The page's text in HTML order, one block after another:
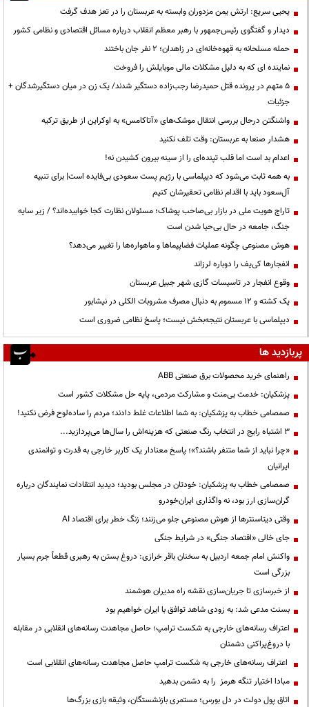
یحیی سریع: ارتش یمن مزدوران وابسته به عربستان را در تعز هدف گرفت
دیدار و گفتگوی رئیس‌جمهور با رهبر معظم انقلاب درباره مسائل اقتصادی و نظامی کشور
حمله مسلحانه به قهوه‌خانه‌ای در زاهدان؛ ۲ نفر جان باختند
نماینده ای که به دلیل مشکلات مالی موبایلش را فروخت
۵ متهم در پرونده قتل حمیدرضا رجب‌زاده دستگیر شدند/ یک زن در میان دستگیرشدگان +
جزئیات
واشنگتن درحال بررسی انتقال موشک‌های «آتاکامس» به اوکراین از طریق ترکیه
هشدار صنعا به عربستان: وقت تلف نکنید
اعدام بد است اما قلب تپنده‌ای را از سینه بیرون کشیدن نه!
به همه ثابت می‌شود که دیپلماسی با رژیم پست سعودی بی‌فایده است| برای تنبیه
آل‌سعود باید با اقدام نظامی تحقیرشان کنیم
تاراج هویت ملی در بازار بی‌صاحب پوشاک؛ مسئولان نظارت کجا خوابیده‌اند؟ / زیر سایه
جنگ، جامعه در حال بی‌حیا شدن است
هوش مصنوعی چگونه عملیات فضاپیماها و ماهواره‌ها را تغییر می‌دهد؟
انفجارها کی‌یف را دوباره لرزاند
وقوع انفجار در تاسیسات گازی شهر جبیل عربستان
یک کشته و ۱۲ مسموم به دنبال مصرف مشروبات الکلی در نیشابور
دیپلماسی با عربستان نتیجه‌بخش نیست؛ پاسخ نظامی ضروری است
پربازدید ها
راهنمای خرید محصولات برق صنعتی ABB
پزشکیان: خدمت بی‌منت و مشارکت مردمی، پایه حل مشکلات کشور است
صمصامی خطاب به پزشکیان: به شما اطلاعات غلط دادند؛ مردم را ساده‌لوح فرض نکنید!
3 اشتباه رایج در انتخاب رنگ صنعتی که هزینه‌اش را سال‌ها می‌پردازید...
«چرا نباید از شما متنفر باشند؟»؛ پاسخ معنادار یک کاربر خارجی به قدرت و توانمندی
ایرانیان
صمصامی خطاب به پزشکیان: خودتان در مجلس بودید؛ دیدید انتقادات نمایندگان درباره
گران‌سازی ارز بود، نه واگذاری ایران‌خودرو
وقتی دیتاسنترها از هوش مصنوعی جلو می‌زنند؛ زنگ خطر برای اقتصاد AI
جای خالی «اقتصاد جنگی» در شرایط جنگی
واکنش امام جمعه اردبیل به سخنان باقر خرازی: دروغ بستن به رهبری قطعاً جرم بسیار
بزرگی است
از خبرسازی تا جریان‌سازی نقشه راه مدیران هوشمند
بسنت مدعی شد: به زودی شاهد توافق با ایران خواهیم بود
اعتراف رسانه‌های خارجی به شکست ترامپ؛ حاصل مجاهدت رسانه‌های انقلابی در مقابله
با دروغ‌پراکنی دشمنان
اعتراف رسانه‌های خارجی به شکست ترامپ حاصل مجاهدت رسانه‌های انقلابی است
مبادا اختیار تنگه هرمز را به دشمن بدهید
اتاق پول دولت در دل بورس؛ مستمری بازنشستگان، وثیقه بازی بزرگ‌ها